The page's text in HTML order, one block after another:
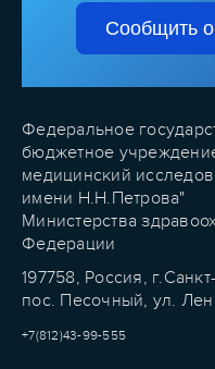
Сообщить
Федеральное
бюджетное
медицинский
имени Н.Н.Петрова"
Министерства
Федерации
197758, Россия,
пос. Песочный, ул.
+7(812)43-99-555